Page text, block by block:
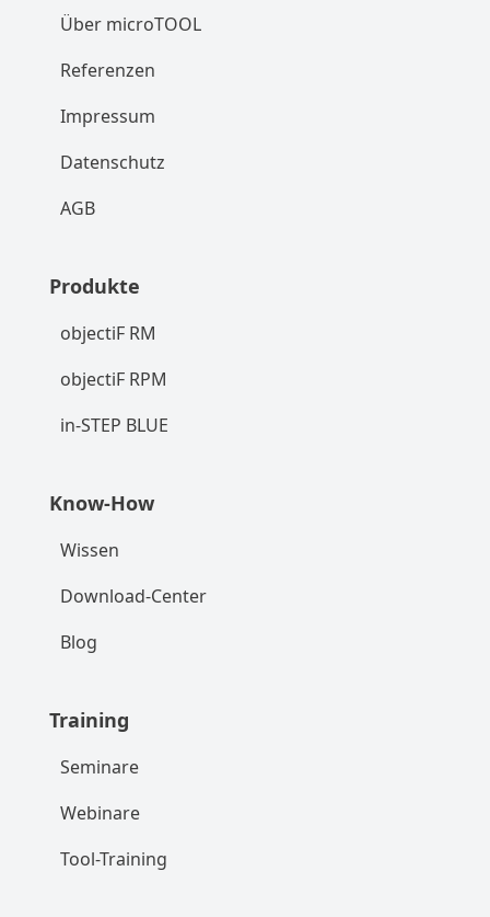
Über microTOOL
Referenzen
Impressum
Datenschutz
AGB
Produkte
objectiF RM
objectiF RPM
in-STEP BLUE
Know-How
Wissen
Download-Center
Blog
Training
Seminare
Webinare
Tool-Training